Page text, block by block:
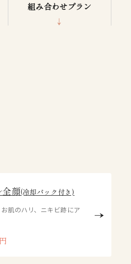
組み合わせプラン
全顔(冷却パック付き)
肌のハリ、ニキビ跡にア
円